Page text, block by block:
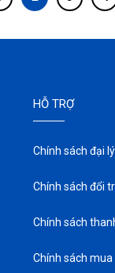
HỖ TRỢ
Chính sách đại lý
Chính sách đổi
Chính sách
Chính sách mua